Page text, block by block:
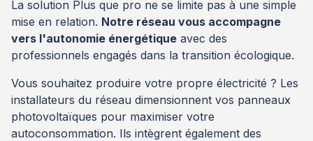
La solution Plus que pro ne se limite pas à une simple
mise en relation. Notre réseau vous accompagne
vers l'autonomie énergétique avec des
professionnels engagés dans la transition écologique.
Vous souhaitez produire votre propre électricité ? Les
installateurs du réseau dimensionnent vos panneaux
photovoltaïques pour maximiser votre
autoconsommation. Ils intègrent également des